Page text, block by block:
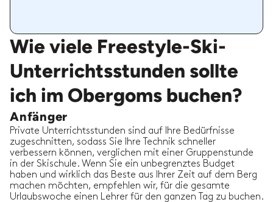
Wie viele Freestyle-Ski-
Unterrichtsstunden sollte
ich im Obergoms buchen?
Anfänger
Private Unterrichtsstunden sind auf Ihre Bedürfnisse
zugeschnitten, sodass Sie Ihre Technik schneller
verbessern können, verglichen mit einer Gruppenstunde
in der Skischule. Wenn Sie ein unbegrenztes Budget
haben und wirklich das Beste aus Ihrer Zeit auf dem Berg
machen möchten, empfehlen wir, für die gesamte
Urlaubswoche einen Lehrer für den ganzen Tag zu buchen.